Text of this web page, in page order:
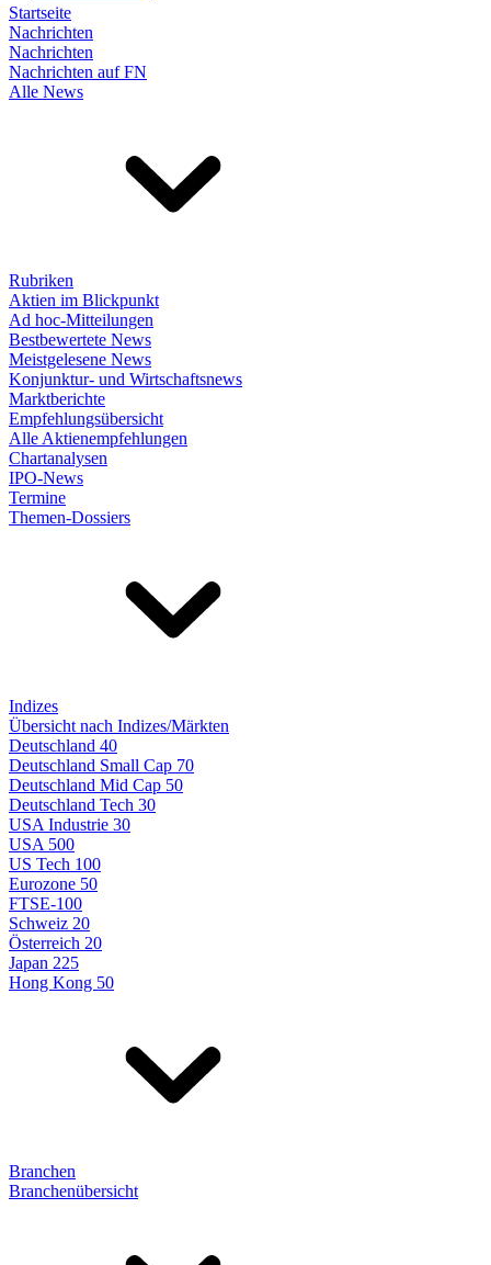
Startseite
Nachrichten
Nachrichten
Nachrichten auf FN
Alle News
Rubriken
Aktien im Blickpunkt
Ad hoc-Mitteilungen
Bestbewertete News
Meistgelesene News
Konjunktur- und Wirtschaftsnews
Marktberichte
Empfehlungsübersicht
Alle Aktienempfehlungen
Chartanalysen
IPO-News
Termine
Themen-Dossiers
Indizes
Übersicht nach Indizes/Märkten
Deutschland 40
Deutschland Small Cap 70
Deutschland Mid Cap 50
Deutschland Tech 30
USA Industrie 30
USA 500
US Tech 100
Eurozone 50
FTSE-100
Schweiz 20
Österreich 20
Japan 225
Hong Kong 50
Branchen
Branchenübersicht